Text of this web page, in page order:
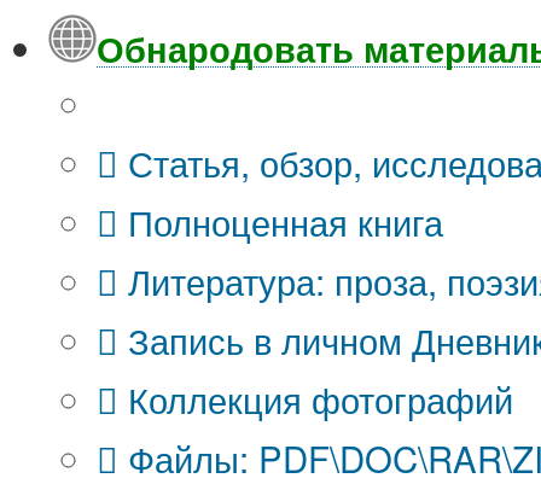
Обнародовать
Статья, обзор,
Полноценная книга
Литература: проза,
Запись в личном
Коллекция фотографий
Файлы: